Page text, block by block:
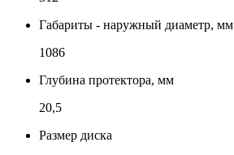
Габариты - наружный диаметр, мм
1086
Глубина протектора, мм
20,5
Размер диска